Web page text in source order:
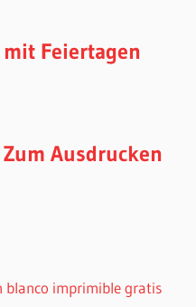
Feiertagen
Ausdrucken
blanco imprimible gratis